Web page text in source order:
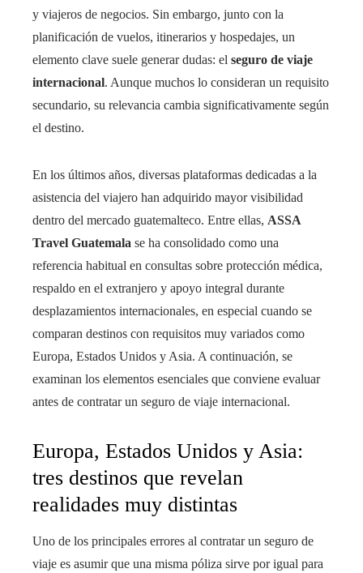
y viajeros de negocios. Sin embargo, junto con la
planificación de vuelos, itinerarios y hospedajes, un
elemento clave suele generar dudas: el seguro de viaje
internacional. Aunque muchos lo consideran un requisito
secundario, su relevancia cambia significativamente según
el destino.
En los últimos años, diversas plataformas dedicadas a la
asistencia del viajero han adquirido mayor visibilidad
dentro del mercado guatemalteco. Entre ellas, ASSA
Travel Guatemala se ha consolidado como una
referencia habitual en consultas sobre protección médica,
respaldo en el extranjero y apoyo integral durante
desplazamientos internacionales, en especial cuando se
comparan destinos con requisitos muy variados como
Europa, Estados Unidos y Asia. A continuación, se
examinan los elementos esenciales que conviene evaluar
antes de contratar un seguro de viaje internacional.
Europa, Estados Unidos y Asia:
tres destinos que revelan
realidades muy distintas
Uno de los principales errores al contratar un seguro de
viaje es asumir que una misma póliza sirve por igual para